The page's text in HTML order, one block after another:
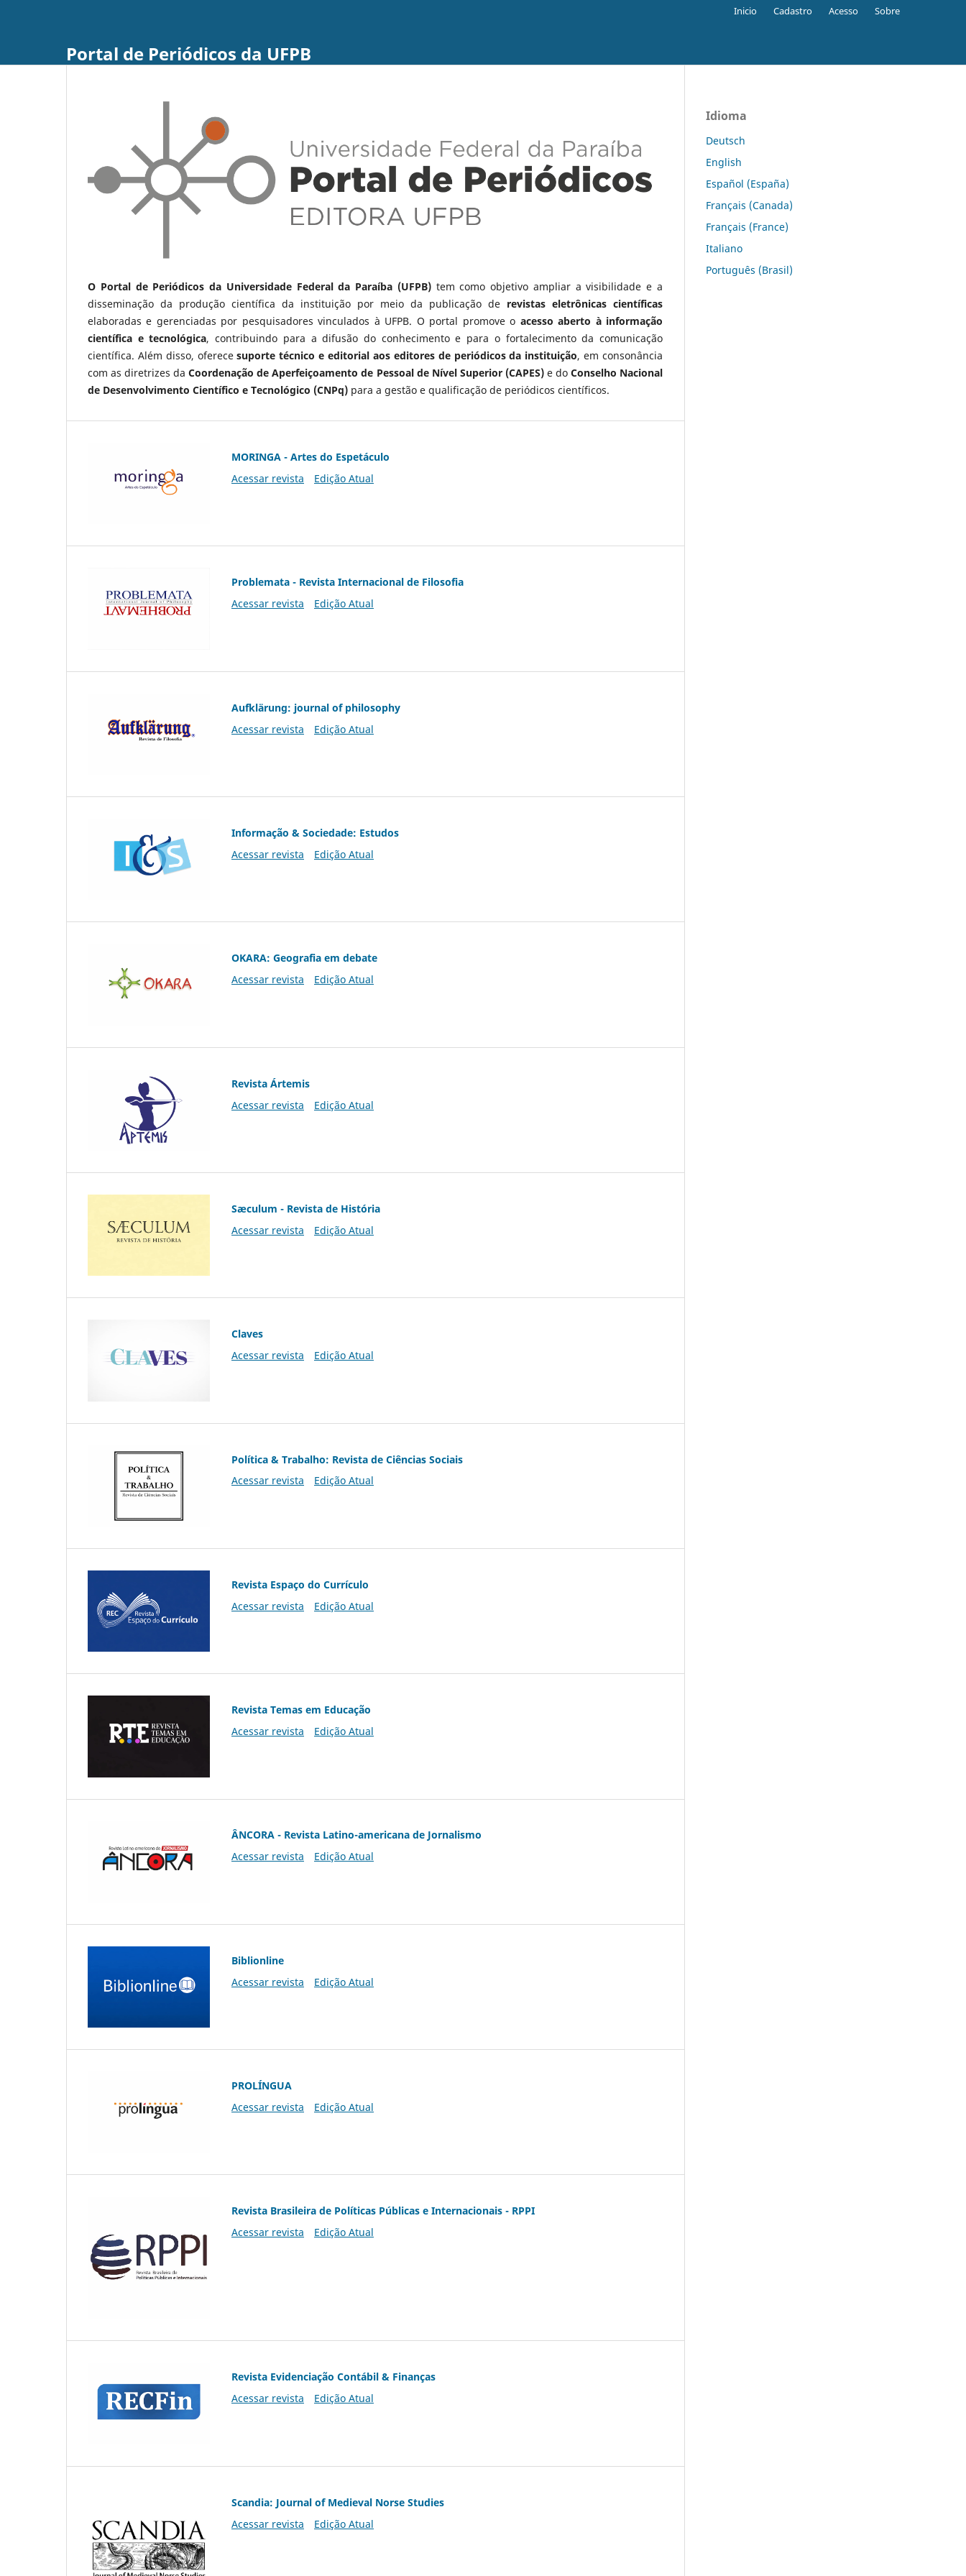
Portal de Periódicos da UFPB
Inicio Cadastro Acesso Sobre
O Portal de Periódicos da Universidade Federal da Paraíba (UFPB)tem como objetivo ampliar a visibilidade e a
disseminação da produção científica da instituição por meio da publicação de revistas eletrônicas científicas
elaboradas e gerenciadas por pesquisadores vinculados à UFPB. O portal promove o acesso aberto à informação
científica e tecnológica, contribuindo para a difusão do conhecimento e para o fortalecimento da comunicação
científica. Além disso, oferecesuporte técnico e editorial aos editores de periódicos da instituição, em consonância
com as diretrizes daCoordenação de Aperfeiçoamento de Pessoal de Nível Superior (CAPES)e do Conselho Nacional
de Desenvolvimento Científico e Tecnológico (CNPq) para a gestão e qualificação de periódicos científicos.
MORINGA - Artes do Espetáculo
Acessar revista
Edição Atual
Problemata - Revista Internacional de Filosofia
Acessar revista
Edição Atual
Aufklärung: journal of philosophy
Acessar revista
Edição Atual
Informação & Sociedade: Estudos
Acessar revista
Edição Atual
OKARA: Geografia em debate
Acessar revista
Edição Atual
Revista Ártemis
Acessar revista
Edição Atual
Sæculum - Revista de História
Acessar revista
Edição Atual
Claves
Acessar revista
Edição Atual
Política & Trabalho: Revista de Ciências Sociais
Acessar revista
Edição Atual
Revista Espaço do Currículo
Acessar revista
Edição Atual
Revista Temas em Educação
Acessar revista
Edição Atual
ÂNCORA - Revista Latino-americana de Jornalismo
Acessar revista
Edição Atual
Biblionline
Acessar revista
Edição Atual
PROLÍNGUA
Acessar revista
Edição Atual
Revista Brasileira de Políticas Públicas e Internacionais - RPPI
Acessar revista
Edição Atual
Revista Evidenciação Contábil & Finanças
Acessar revista
Edição Atual
Scandia: Journal of Medieval Norse Studies
Acessar revista
Edição Atual
Idioma
Deutsch
English
Español (España)
Français (Canada)
Français (France)
Italiano
Português (Brasil)